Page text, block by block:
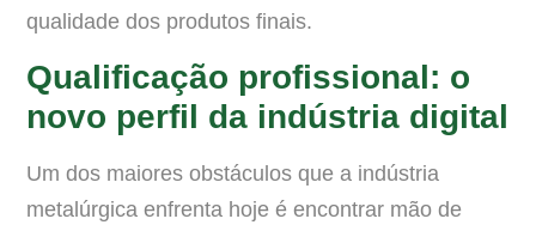
qualidade dos produtos finais.
Qualificação profissional: o
novo perfil da indústria digital
Um dos maiores obstáculos que a indústria
metalúrgica enfrenta hoje é encontrar mão de